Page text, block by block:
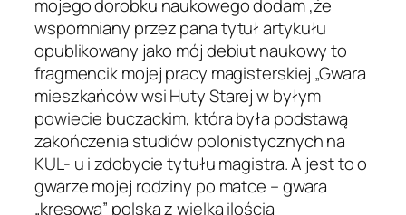
mojego dorobku naukowego dodam ,że
wspomniany przez pana tytuł artykułu
opublikowany jako mój debiut naukowy to
fragmencik mojej pracy magisterskiej „Gwara
mieszkańców wsi Huty Starej w byłym
powiecie buczackim, która była podstawą
zakończenia studiów polonistycznych na
KUL- u i zdobycie tytułu magistra. A jest to o
gwarze mojej rodziny po matce – gwara
„kresowa” polska z wielką ilością